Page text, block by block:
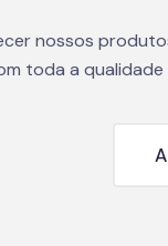
nossos
toda a qualidade